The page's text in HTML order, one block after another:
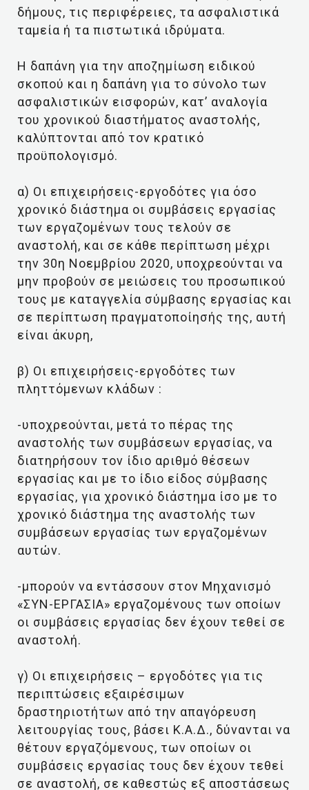
δήμους, τις περιφέρειες, τα ασφαλιστικά
ταμεία ή τα πιστωτικά ιδρύματα.
Η δαπάνη για την αποζημίωση ειδικού
σκοπού και η δαπάνη για το σύνολο των
ασφαλιστικών εισφορών, κατ’ αναλογία
του χρονικού διαστήματος αναστολής,
καλύπτονται από τον κρατικό
προϋπολογισμό.
α) Οι επιχειρήσεις-εργοδότες για όσο
χρονικό διάστημα οι συμβάσεις εργασίας
των εργαζομένων τους τελούν σε
αναστολή, και σε κάθε περίπτωση μέχρι
την 30η Νοεμβρίου 2020, υποχρεούνται να
μην προβούν σε μειώσεις του προσωπικού
τους με καταγγελία σύμβασης εργασίας και
σε περίπτωση πραγματοποίησής της, αυτή
είναι άκυρη,
β) Οι επιχειρήσεις-εργοδότες των
πληττόμενων κλάδων :
-υποχρεούνται, μετά το πέρας της
αναστολής των συμβάσεων εργασίας, να
διατηρήσουν τον ίδιο αριθμό θέσεων
εργασίας και με το ίδιο είδος σύμβασης
εργασίας, για χρονικό διάστημα ίσο με το
χρονικό διάστημα της αναστολής των
συμβάσεων εργασίας των εργαζομένων
αυτών.
-μπορούν να εντάσσουν στον Μηχανισμό
«ΣΥΝ-ΕΡΓΑΣΙΑ» εργαζομένους των οποίων
οι συμβάσεις εργασίας δεν έχουν τεθεί σε
αναστολή.
γ) Οι επιχειρήσεις – εργοδότες για τις
περιπτώσεις εξαιρέσιμων
δραστηριοτήτων από την απαγόρευση
λειτουργίας τους, βάσει Κ.Α.Δ., δύνανται να
θέτουν εργαζόμενους, των οποίων οι
συμβάσεις εργασίας τους δεν έχουν τεθεί
σε αναστολή, σε καθεστώς εξ αποστάσεως